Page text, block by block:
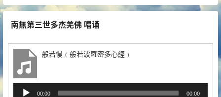
南無第三世多杰羌佛 唱诵
般若慢﹙般若波羅密多心經﹚
00:00 00:00